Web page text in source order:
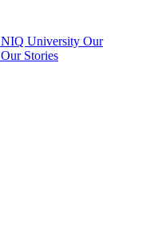
NIQ University Our
Our Stories